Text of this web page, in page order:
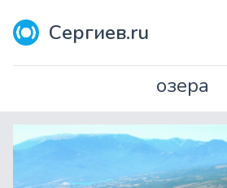
Сергиев.ru
озера